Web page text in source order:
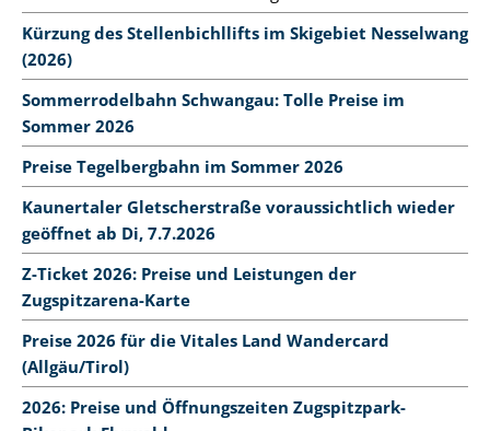
Kürzung des Stellenbichllifts im Skigebiet Nesselwang
(2026)
Sommerrodelbahn Schwangau: Tolle Preise im
Sommer 2026
Preise Tegelbergbahn im Sommer 2026
Kaunertaler Gletscherstraße voraussichtlich wieder
geöffnet ab Di, 7.7.2026
Z-Ticket 2026: Preise und Leistungen der
Zugspitzarena-Karte
Preise 2026 für die Vitales Land Wandercard
(Allgäu/Tirol)
2026: Preise und Öffnungszeiten Zugspitzpark-